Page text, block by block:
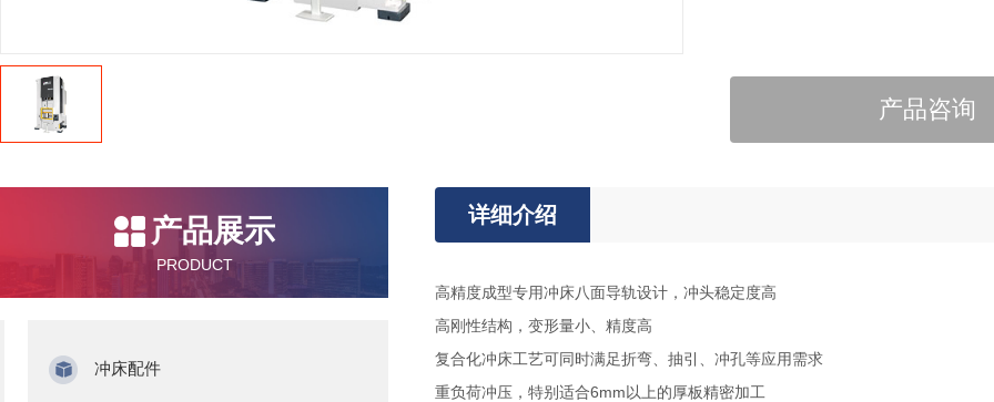
产品咨询
产品展示
PRODUCT
冲床配件
详细介绍
高精度成型专用冲床八面导轨设计，冲头稳定度高
高刚性结构，变形量小、精度高
复合化冲床工艺可同时满足折弯、抽引、冲孔等应用需求
重负荷冲压，特别适合6mm以上的厚板精密加工